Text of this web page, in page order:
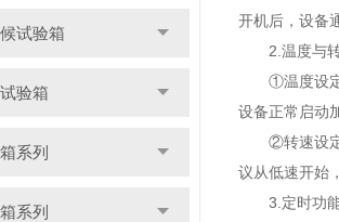
试验箱
验箱
系列
系列
开机后，设备
2.温度与转
①温度设定：
设备正常启动
②转速设定：
议从低速开始
3.定时功能